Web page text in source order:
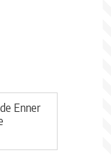
Enner